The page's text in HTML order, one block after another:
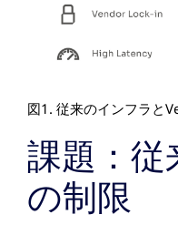
図1. 従来のインフラと
課題：従
の制限